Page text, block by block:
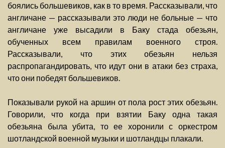
боялись большевиков, как в то время. Рассказывали, что
англичане — рассказывали это люди не больные — что
англичане уже высадили в Баку стада обезьян,
обученных всем правилам военного строя.
Рассказывали, что этих обезьян нельзя
распропагандировать, что идут они в атаки без страха,
что они победят большевиков.
Показывали рукой на аршин от пола рост этих обезьян.
Говорили, что когда при взятии Баку одна такая
обезьяна была убита, то ее хоронили с оркестром
шотландской военной музыки и шотландцы плакали.